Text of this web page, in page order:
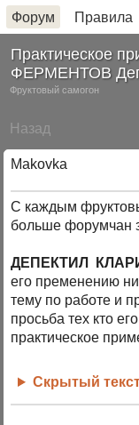
Форум Правила
Практическое
ФЕРМЕНТОВ
Фруктовый самогон
Назад
Makovka
С каждым
больше форумчан
ДЕПЕКТИЛ
его пременению
тему по работе и
просьба тех кто
практическое
Скрытый